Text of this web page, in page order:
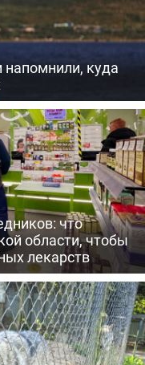
куда
что
области, чтобы
лекарств